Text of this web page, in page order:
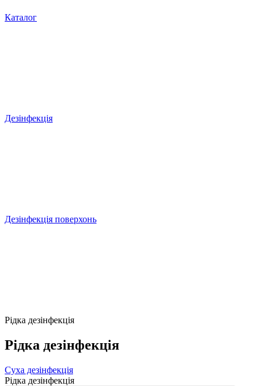
Каталог
Дезінфекція
Дезінфекція поверхонь
Рідка дезінфекція
Рідка дезінфекція
Суха дезінфекція
Рідка дезінфекція